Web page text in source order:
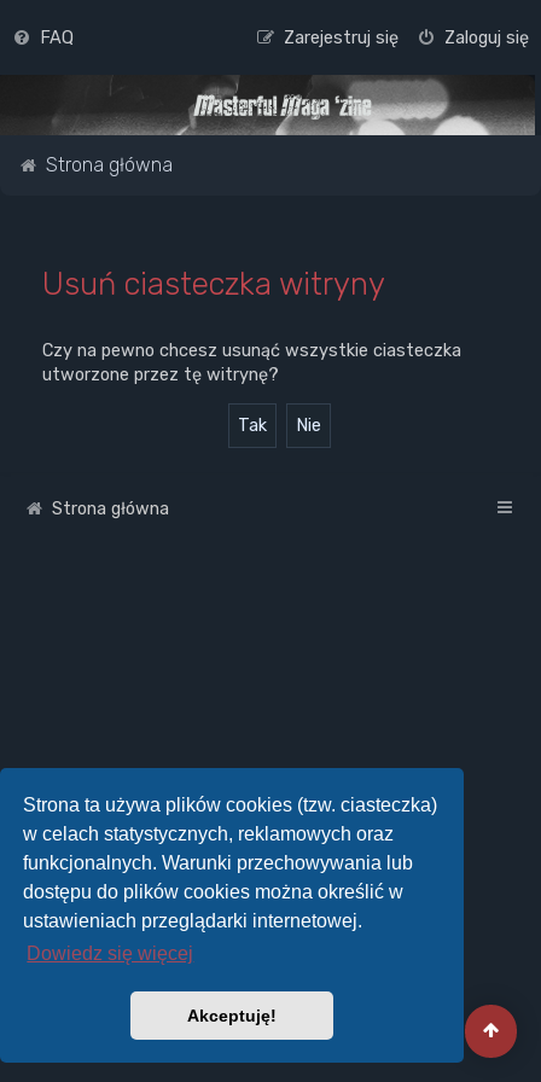
Strona ta używa plików cookies (tzw. ciasteczka)
w celach statystycznych, reklamowych oraz
funkcjonalnych. Warunki przechowywania lub
dostępu do plików cookies można określić w
ustawieniach przeglądarki internetowej.
Dowiedz się więcej
Akceptuję!
FAQ Zaloguj się
Zarejestruj się
Strona główna
Usuń ciasteczka witryny
Czy na pewno chcesz usunąć wszystkie ciasteczka
utworzone przez tę witrynę?
Strona główna